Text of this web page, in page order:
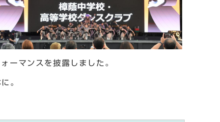
ーマンスを披露しました。
。